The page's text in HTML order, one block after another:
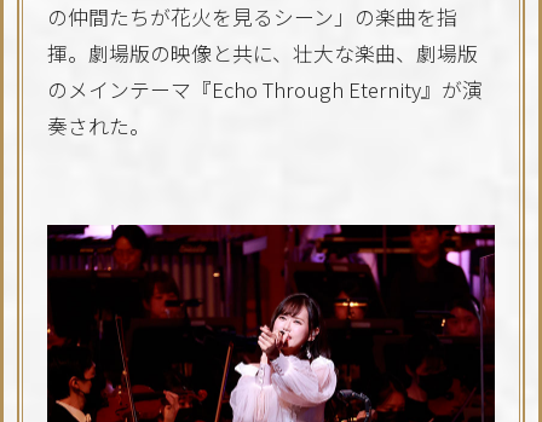
の仲間たちが花火を見るシーン」の楽曲を指
揮。劇場版の映像と共に、壮大な楽曲、劇場版
のメインテーマ『Echo Through Eternity』が演
奏された。